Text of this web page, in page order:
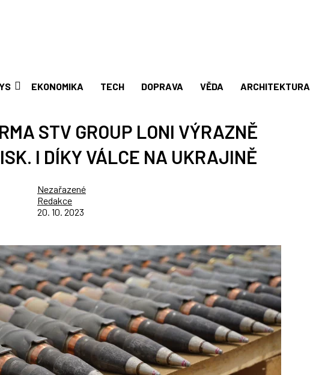
EKONOMIKA TECH DOPRAVA VĚDA ARCHITEKTURA
STV GROUP LONI VÝRAZNĚ
I DÍKY VÁLCE NA UKRAJINĚ
Nezařazené
Redakce
20. 10. 2023